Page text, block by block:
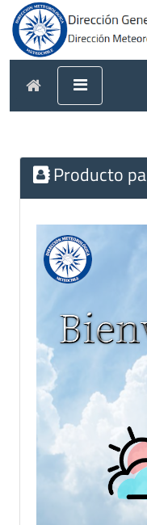
Producto